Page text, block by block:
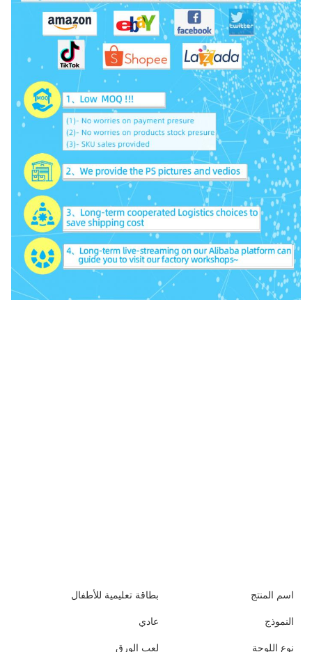
اسم المنتج بطاقة تعليمية للأطفال
النموذج عادي
نوع اللوحة لعب الورق